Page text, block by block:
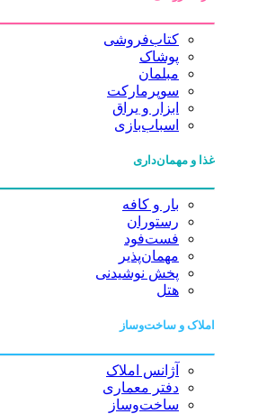
کتاب‌فروشی
پوشاک
مبلمان
سوپرمارکت
ابزار و یراق
اسباب‌بازی
غذا و مهمان‌داری
بار و کافه
رستوران
فست‌فود
مهمان‌پذیر
پخش نوشیدنی
هتل
املاک و ساخت‌وساز
آژانس املاک
دفتر معماری
ساخت‌وساز